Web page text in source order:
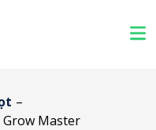
–
Master